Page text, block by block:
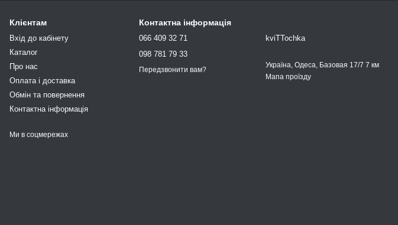
Клієнтам
Вхід до кабінету
Каталог
Про нас
Оплата і доставка
Обмін та повернення
Контактна інформація
Ми в соцмережах
Контактна інформація
066 409 32 71
098 781 79 33
Передзвонити вам?
kviTTochka
Україна, Одеса, Базовая 17/7 7 км
Мапа проїзду